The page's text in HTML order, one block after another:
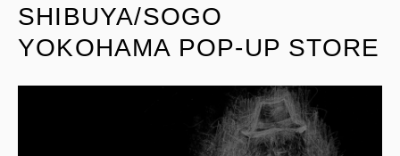
SHIBUYA/SOGO
YOKOHAMA POP-UP STORE